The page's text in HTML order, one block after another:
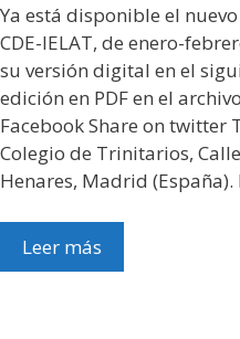
Ya está disponible el
CDE-IELAT, de enero-
su versión digital en el
edición en PDF en el
Facebook Share on twitter
Colegio de Trinitarios,
Henares, Madrid
Leer más